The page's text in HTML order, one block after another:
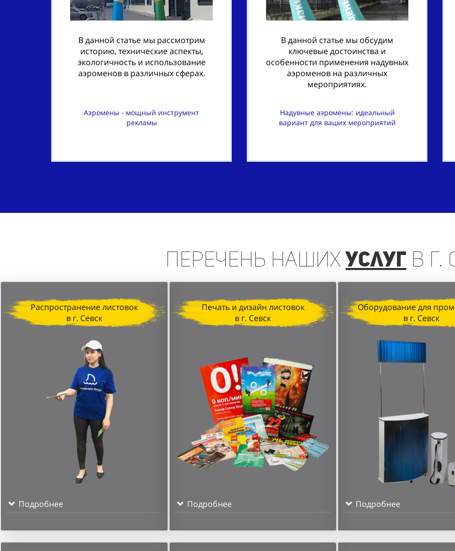
В данной статье мы рассмотрим
историю, технические аспекты,
экологичность и использование
аэроменов в различных сферах.
Аэромены - мощный инструмент
рекламы
В данной статье мы обсудим
ключевые достоинства и
особенности применения надувных
аэроменов на различных
мероприятиях.
Надувные аэромены: идеальный
вариант для ваших мероприятий
Перечень нашихуслуг в г.
Распространение листовок
в г. Севск
Подробнее
Печать и дизайн листовок
в г. Севск
Подробнее
Оборудование для
в г. Севск
Подробнее